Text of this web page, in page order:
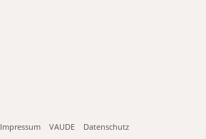
Impressum VAUDE Datenschutz